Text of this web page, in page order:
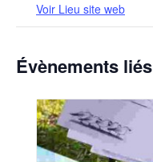
Voir Lieu site web
Évènements liés